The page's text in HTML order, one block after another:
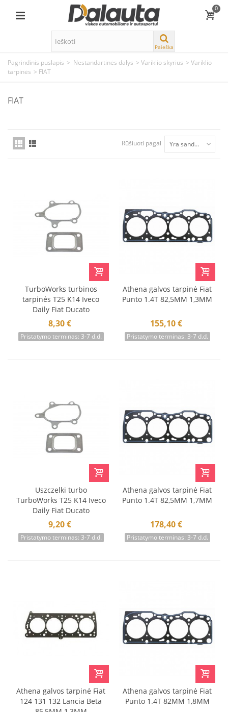
0
Paieška
Pagrindinis puslapis > Nestandartinės dalys > Variklio skyrius > Variklio
tarpinės > FIAT
FIAT
Rūšiuoti pagal Yra sandėlyje
TurboWorks turbinos
tarpinės T25 K14 Iveco
Daily Fiat Ducato
8,30 €
Pristatymo terminas: 3-7 d.d.
Athena galvos tarpinė Fiat
Punto 1.4T 82,5MM 1,3MM
155,10 €
Pristatymo terminas: 3-7 d.d.
Uszczelki turbo
TurboWorks T25 K14 Iveco
Daily Fiat Ducato
9,20 €
Pristatymo terminas: 3-7 d.d.
Athena galvos tarpinė Fiat
Punto 1.4T 82,5MM 1,7MM
178,40 €
Pristatymo terminas: 3-7 d.d.
Athena galvos tarpinė Fiat
124 131 132 Lancia Beta
Athena galvos tarpinė Fiat
Punto 1.4T 82MM 1,8MM